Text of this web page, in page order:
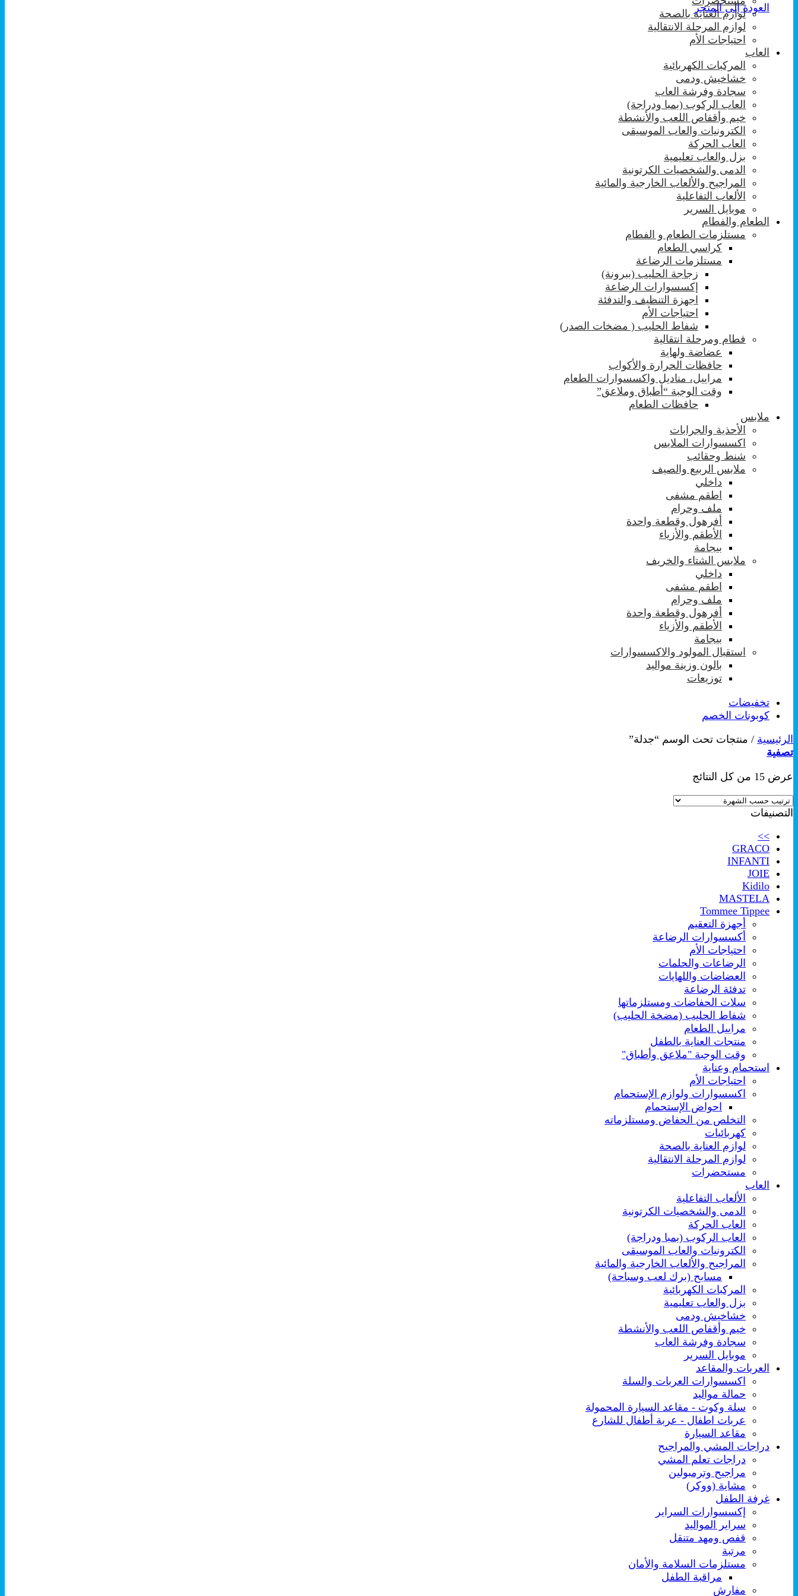
العودة إلى المتجر
لوازم العناية بالصحة
لوازم المرحلة الانتقالية
احتياجات الأم
العاب
المركبات الكهربائية
خشاخيش ودمى
سجادة وفرشة العاب
العاب الركوب (بمبا ودراجة)
خيم وأقفاص اللعب والأنشطة
الكترونيات والعاب الموسيقى
العاب الحركة
بزل والعاب تعليمية
الدمى والشخصيات الكرتونية
المراجيح والألعاب الخارجية والمائية
الألعاب التفاعلية
موبايل السرير
الطعام والفطام
مستلزمات الطعام و الفطام
كراسي الطعام
مستلزمات الرضاعة
زجاجة الحليب (ببرونة)
إكسسوارات الرضاعة
اجهزة التنظيف والتدفئة
احتياجات الأم
شفاط الحليب ( مضخات الصدر)
فطام ومرحلة انتقالية
عضاضة ولهاية
حافظات الحرارة والأكواب
مراييل، مناديل واكسسوارات الطعام
وقت الوجبة “أطباق وملاعق”
حافظات الطعام
ملابس
الأحذية والجرابات
اكسسوارات الملابس
شنط وحقائب
ملابس الربيع والصيف
داخلي
اطقم مشفى
ملف وحرام
أفرهول وقطعة واحدة
الأطقم والأزياء
بيجامة
ملابس الشتاء والخريف
داخلي
اطقم مشفى
ملف وحرام
أفرهول وقطعة واحدة
الأطقم والأزياء
بيجامة
استقبال المولود والاكسسوارات
بالون وزينة مواليد
توزيعات
تخفيضات
كوبونات الخصم
الرئيسية / منتجات تحت الوسم “جدلة”
تصفية
عرض ⁦15⁩ من كل النتائج
حسب
التصنيفات
>>
GRACO
INFANTI
JOIE
Kidilo
MASTELA
Tommee Tippee
أجهزة التعقيم
أكسسوارات الرضاعة
احتياجات الأم
الرضاعات والحلمات
العضاضات واللهايات
تدفئة الرضاعة
سلات الحفاضات ومستلزماتها
شفاط الحليب (مضخة الحليب)
مراييل الطعام
منتجات العناية بالطفل
وقت الوجبة "ملاعق وأطباق"
استحمام وعناية
احتياجات الأم
اكسسوارات ولوازم الإستحمام
احواض الإستحمام
التخلص من الحفاض ومستلزماته
كهربائيات
لوازم العناية بالصحة
لوازم المرحلة الانتقالية
مستحضرات
العاب
الألعاب التفاعلية
الدمى والشخصيات الكرتونية
العاب الحركة
العاب الركوب (بمبا ودراجة)
الكترونيات والعاب الموسيقى
المراجيح والألعاب الخارجية والمائية
مسابح (برك لعب وسباحة)
المركبات الكهربائية
بزل والعاب تعليمية
خشاخيش ودمى
خيم وأقفاص اللعب والأنشطة
سجادة وفرشة العاب
موبايل السرير
العربات والمقاعد
اكسسوارات العربات والسلة
حمالة مواليد
سلة وكوت - مقاعد السيارة المحمولة
عربات اطفال - عربة أطفال للشارع
مقاعد السيارة
دراجات المشي والمراجيح
دراجات تعلم المشي
مراجيح وترمبولين
مشاية (ووكر)
غرفة الطفل
إكسسوارات السراير
سراير المواليد
قفص ومهد متنقل
مرتبة
مستلزمات السلامة والأمان
مراقبة الطفل
مفارش